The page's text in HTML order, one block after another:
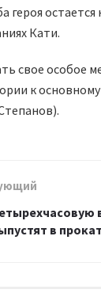
героя
Кати.
свое особое
к основному
в прокат